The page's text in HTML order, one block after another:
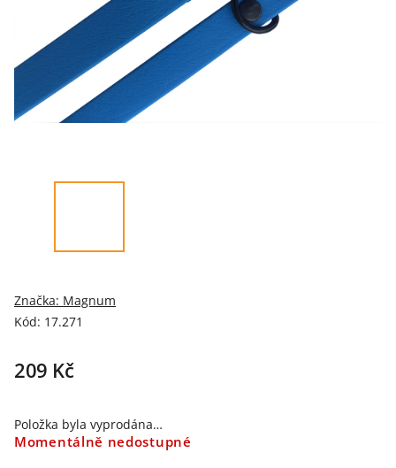
Kód: 17.271
Značka: Magnum
209 Kč
Momentálně nedostupné
Položka byla vyprodána…